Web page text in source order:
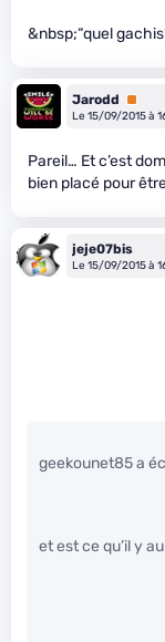
&nbsp;“quel
Jarodd
Premium
Le 15/09/2015 à
Pareil… Et c’est
bien placé pour
jeje07bis
Le 15/09/2015 à
geekounet85 a
et est ce qu’il y